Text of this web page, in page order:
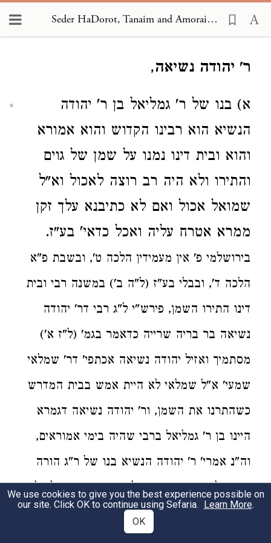
Seder HaDorot, Tanaim and Amoraim 1653
ר' יהודה נשיאה,
א) בנו של ר' גמליאל בן ר' יהודה
הנשיא הוא רבינו הקדוש והוא אמורא
והוא ובית דינו נמנו על שמן של גוים
והתירו ולא היה רב רוצה לאכול וא"ל
שמואל אכול ואם לא כתיבנא עלך זקן
ממרא אטרח עליה ואכל כדאי' בע"ז.
בירושלמי פ' אין מעמידין הלכה ט', ובשבת פ"א
הלכה ד', ובבלי בע"ז (ל"ה ב') במשנה רבי ובית
דינו התירו השמן, פירש"י ל"ג רבי דר' יהודה
נשיאה בר בריה שרייה כדאמר בגמ' (ל"ז א')
מסתמיך ואזיל יהודה נשיאה אכתפי' דר' שמלאי
שמעי' א"ל שמלאי לא היית אמש בבית המדרש
כשהתרנו את השמן, ור' יהודה נשיאה דגמרא
היינו בן ר' גמליאל ברבי שהיה בימי אמוראים,
וה"נ אמרי' ר' יהודה הנשיא בנו של ר"ג הורה
כו' ואילו רבי הוא בנו של ר' שמעון בן גמליאל
עכ"ל. וכ"כ התוס' שם (ל"ו א') וז"ל במתני' כתב
We use cookies to give you the best experience possible on
our site. Click OK to continue using Sefaria. Learn More.
OK